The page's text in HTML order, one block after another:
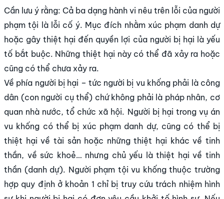
Cần lưu ý rằng: Cả ba dạng hành vi nêu trên lỗi của người
phạm tội là lỗi cố ý. Mục đích nhằm xúc phạm danh dự
hoặc gây thiệt hại đến quyền lợi của người bị hại là yếu
tố bắt buộc. Những thiệt hại này có thể đã xảy ra hoặc
cũng có thể chưa xảy ra.
Về phía người bị hại – tức người bị vu khống phải là công
dân (con người cụ thể) chứ không phải là pháp nhân, cơ
quan nhà nước, tổ chức xã hội. Người bị hại trong vụ án
vu khống có thể bị xúc phạm danh dự, cũng có thể bị
thiệt hại về tài sản hoặc những thiệt hại khác về tinh
thần, về sức khoẻ… nhưng chủ yếu là thiệt hại về tinh
thần (danh dự). Người phạm tội vu khống thuộc trường
hợp quy định ở khoản 1 chỉ bị truy cứu trách nhiệm hình